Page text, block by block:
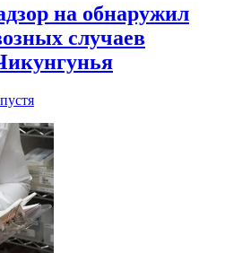
на обнаружил
случаев